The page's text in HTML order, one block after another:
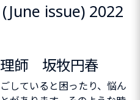
issue) 2022
理師 坂牧円春
していると困ったり、悩ん